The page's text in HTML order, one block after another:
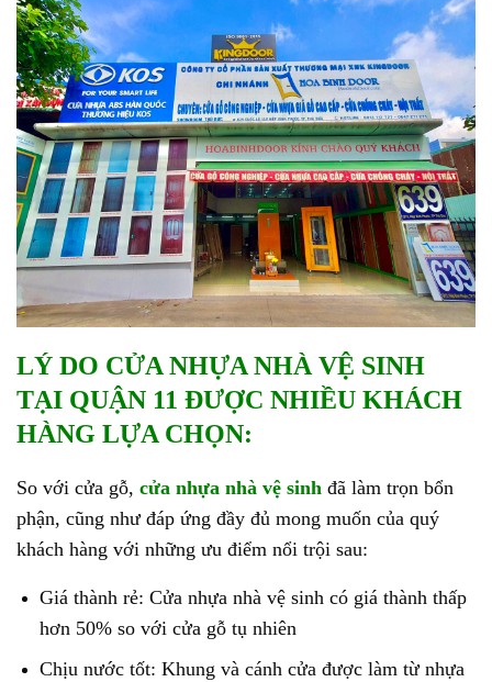
LÝ DO CỬA NHỰA NHÀ VỆ SINH
TẠI QUẬN 11 ĐƯỢC NHIỀU KHÁCH
HÀNG LỰA CHỌN:
So với cửa gỗ, cửa nhựa nhà vệ sinh đã làm trọn bổn
phận, cũng như đáp ứng đầy đủ mong muốn của quý
khách hàng với những ưu điểm nổi trội sau:
Giá thành rẻ: Cửa nhựa nhà vệ sinh có giá thành thấp
hơn 50% so với cửa gỗ tụ nhiên
Chịu nước tốt: Khung và cánh cửa được làm từ nhựa